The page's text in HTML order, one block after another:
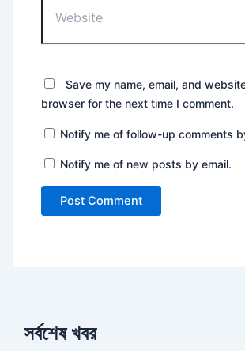
Save my name, email, and
browser for the next time I comment.
Notify me of follow-up comments
Notify me of new posts by email.
সর্বশেষ খবর